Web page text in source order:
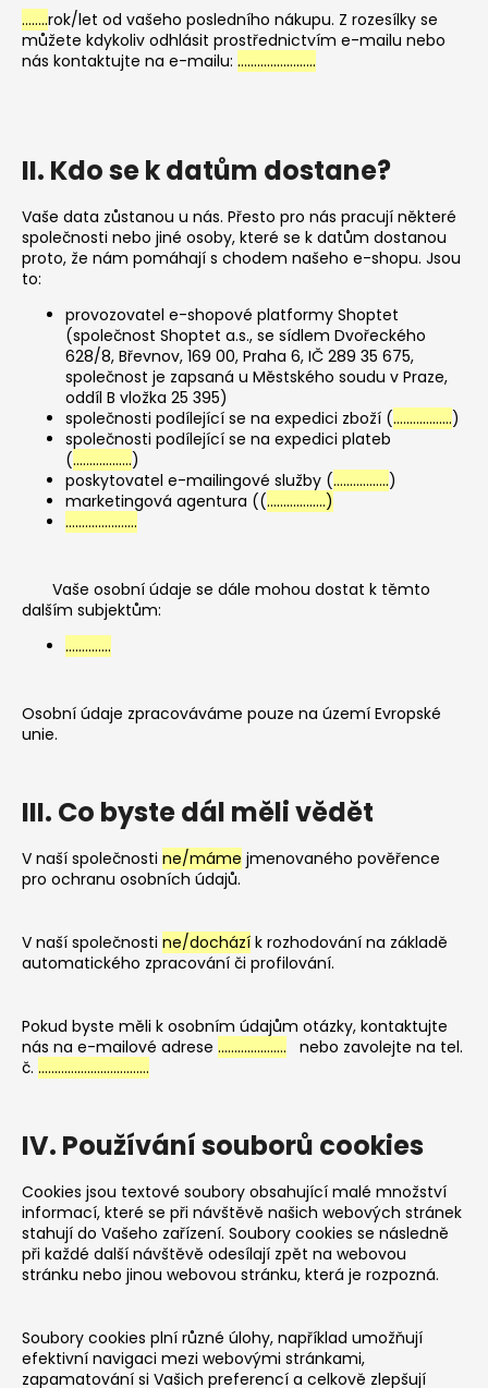
……..rok/let od vašeho posledního nákupu. Z rozesílky se
můžete kdykoliv odhlásit prostřednictvím e-mailu nebo
nás kontaktujte na e-mailu: ……………………
II. Kdo se k datům dostane?
Vaše data zůstanou u nás. Přesto pro nás pracují některé
společnosti nebo jiné osoby, které se k datům dostanou
proto, že nám pomáhají s chodem našeho e-shopu. Jsou
to:
provozovatel e-shopové platformy Shoptet
(společnost Shoptet a.s., se sídlem Dvořeckého
628/8, Břevnov, 169 00, Praha 6, IČ 289 35 675,
společnost je zapsaná u Městského soudu v Praze,
oddíl B vložka 25 395)
společnosti podílející se na expedici zboží (………………)
společnosti podílející se na expedici plateb
(………………)
poskytovatel e-mailingové služby (……………..)
marketingová agentura ((………………)
………………….
Vaše osobní údaje se dále mohou dostat k těmto
dalším subjektům:
…………..
Osobní údaje zpracováváme pouze na území Evropské
unie.
III. Co byste dál měli vědět
V naší společnosti ne/máme jmenovaného pověřence
pro ochranu osobních údajů.
V naší společnosti ne/dochází k rozhodování na základě
automatického zpracování či profilování.
Pokud byste měli k osobním údajům otázky, kontaktujte
nás na e-mailové adrese …………………
nebo zavolejte na tel.
č. …………………………….
IV. Používání souborů cookies
Cookies jsou textové soubory obsahující malé množství
informací, které se při návštěvě našich webových stránek
stahují do Vašeho zařízení. Soubory cookies se následně
při každé další návštěvě odesílají zpět na webovou
stránku nebo jinou webovou stránku, která je rozpozná.
Soubory cookies plní různé úlohy, například umožňují
efektivní navigaci mezi webovými stránkami,
zapamatování si Vašich preferencí a celkově zlepšují